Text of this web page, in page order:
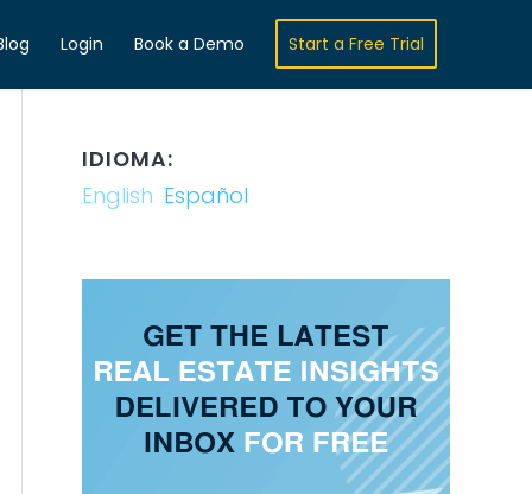
Login Book a Demo Start a Free Trial
IDIOMA:
English Español